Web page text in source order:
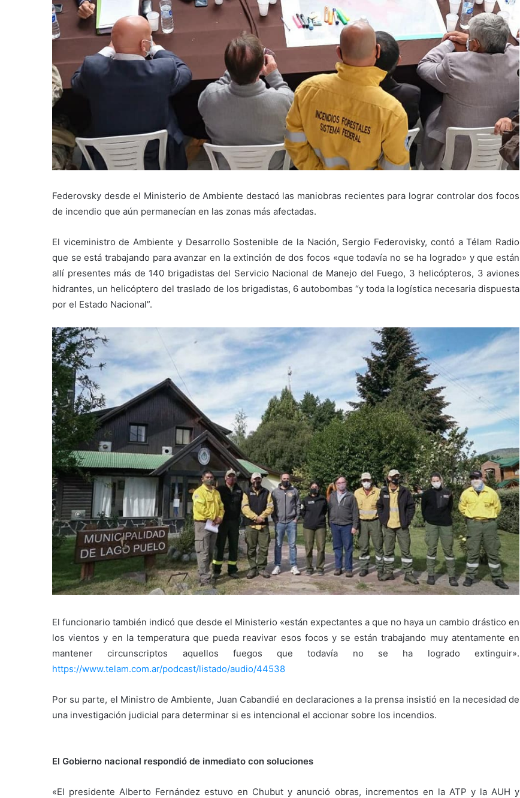
Federovsky desde el Ministerio de Ambiente destacó las maniobras recientes para lograr controlar dos focos
de incendio que aún permanecían en las zonas más afectadas.
El viceministro de Ambiente y Desarrollo Sostenible de la Nación, Sergio Federovisky, contó a Télam Radio
que se está trabajando para avanzar en la extinción de dos focos «que todavía no se ha logrado» y que están
allí presentes más de 140 brigadistas del Servicio Nacional de Manejo del Fuego, 3 helicópteros, 3 aviones
hidrantes, un helicóptero del traslado de los brigadistas, 6 autobombas “y toda la logística necesaria dispuesta
por el Estado Nacional”.
El funcionario también indicó que desde el Ministerio «están expectantes a que no haya un cambio drástico en
los vientos y en la temperatura que pueda reavivar esos focos y se están trabajando muy atentamente en
mantener circunscriptos aquellos fuegos que todavía no se ha logrado extinguir».
https://www.telam.com.ar/podcast/listado/audio/44538
Por su parte, el Ministro de Ambiente, Juan Cabandié en declaraciones a la prensa insistió en la necesidad de
una investigación judicial para determinar si es intencional el accionar sobre los incendios.
El Gobierno nacional respondió de inmediato con soluciones
«El presidente Alberto Fernández estuvo en Chubut y anunció obras, incrementos en la ATP y la AUH y